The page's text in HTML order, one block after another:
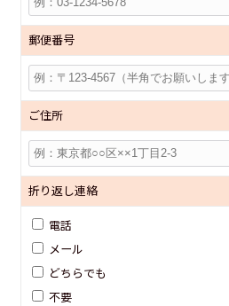
郵便番号
ご住所
折り返し連絡
電話
メール
どちらでも
不要